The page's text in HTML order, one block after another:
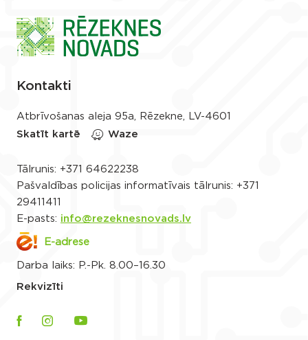
Kontakti
Atbrīvošanas aleja 95a, Rēzekne, LV-4601
Skatīt kartē
Waze
Tālrunis: +371 64622238
Pašvaldības policijas informatīvais tālrunis: +371
29411411
E-pasts: info@rezeknesnovads.lv
E-adrese
Darba laiks: P.-Pk. 8.00–16.30
Rekvizīti